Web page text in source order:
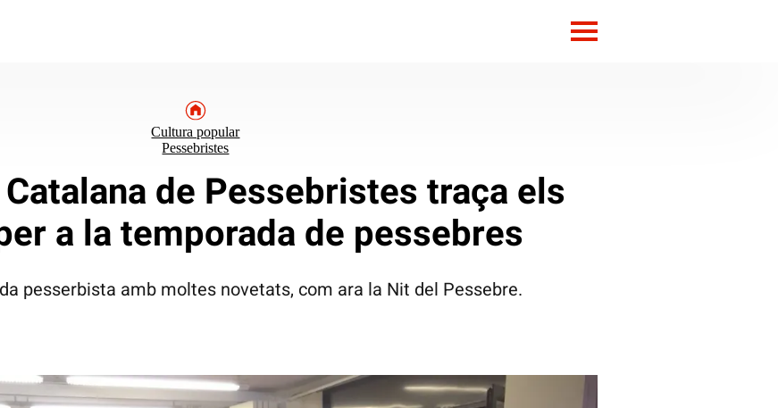
Cultura popular
Pessebristes
de Pessebristes traça els
a la temporada de pessebres
pesserbista amb moltes novetats, com ara la Nit del Pessebre.